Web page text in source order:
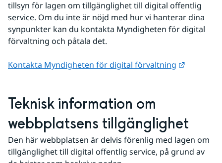
tillsyn för lagen om tillgänglighet till digital offentlig
service. Om du inte är nöjd med hur vi hanterar dina
synpunkter kan du kontakta Myndigheten för digital
förvaltning och påtala det.
Kontakta Myndigheten för digital förvaltning
Teknisk information om
webbplatsens tillgänglighet
Den här webbplatsen är delvis förenlig med lagen om
tillgänglighet till digital offentlig service, på grund av